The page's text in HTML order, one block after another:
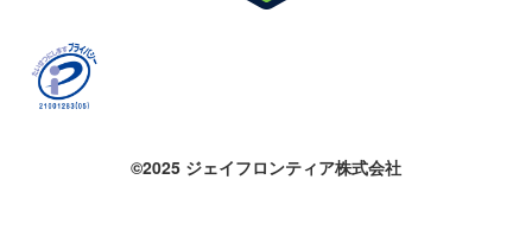
©2025 ジェイフロンティア株式会社